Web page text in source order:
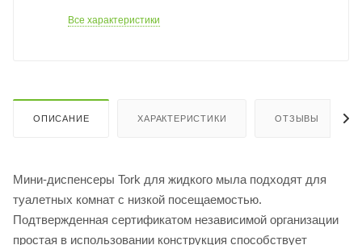
Все характеристики
ОПИСАНИЕ ХАРАКТЕРИСТИКИ ОТЗЫВЫ
Мини-диспенсеры Tork для жидкого мыла подходят для
туалетных комнат с низкой посещаемостью.
Подтвержденная сертификатом независимой организации
простая в использовании конструкция способствует